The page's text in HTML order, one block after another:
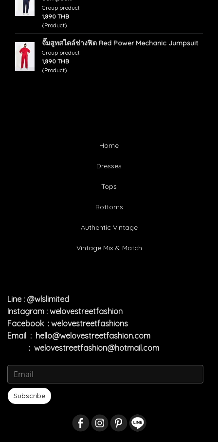
Group product
1,890 THB
(Product)
จั๊มสูทสไตล์ช่างฟิต Red Power Mechanic Jumpsuit
Group product
1,890 THB
(Product)
Home
Dresses
Tops
Bottoms
Authentic Vintage
Vintage Mix & Match
Line : @wlslimited
Instagram : welovestreetfashion
Facebook : welovestreetfashions
Email : hello@welovestreetfashion.com
: welovestreetfashion@hotmail.com
Subscribe